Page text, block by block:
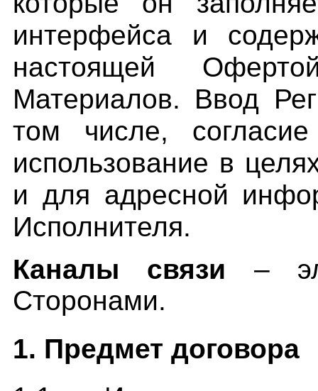
интерфейса и
настоящей
Материалов. Ввод
том числе,
использование в
и для адресной
Исполнителя.
Каналы связи –
Сторонами.
1. Предмет договора